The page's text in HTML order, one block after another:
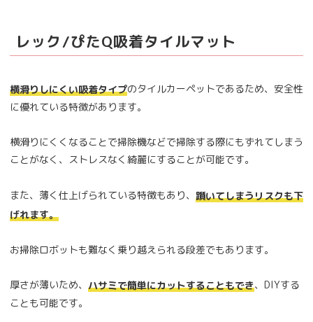
レック/ぴたQ吸着タイルマット
横滑りしにくい吸着タイプのタイルカーペットであるため、安全性
に優れている特徴があります。
横滑りにくくなることで掃除機などで掃除する際にもずれてしまう
ことがなく、ストレスなく綺麗にすることが可能です。
また、薄く仕上げられている特徴もあり、 躓いてしまうリスクも下
げれます。
お掃除ロボットも難なく乗り越えられる段差でもあります。
厚さが薄いため、 ハサミで簡単にカットすることもでき、DIYする
ことも可能です。